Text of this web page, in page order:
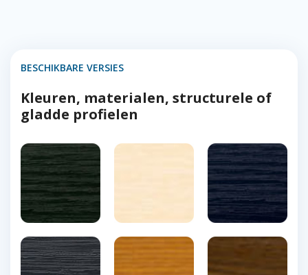
BESCHIKBARE VERSIES
Kleuren, materialen, structurele of
gladde profielen